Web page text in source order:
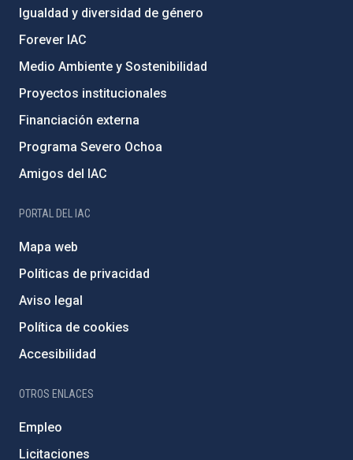
Igualdad y diversidad de género
Forever IAC
Medio Ambiente y Sostenibilidad
Proyectos institucionales
Financiación externa
Programa Severo Ochoa
Amigos del IAC
PORTAL DEL IAC
Mapa web
Políticas de privacidad
Aviso legal
Política de cookies
Accesibilidad
OTROS ENLACES
Empleo
Licitaciones